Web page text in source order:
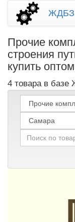
Прочие
строения
купить
4 товара в